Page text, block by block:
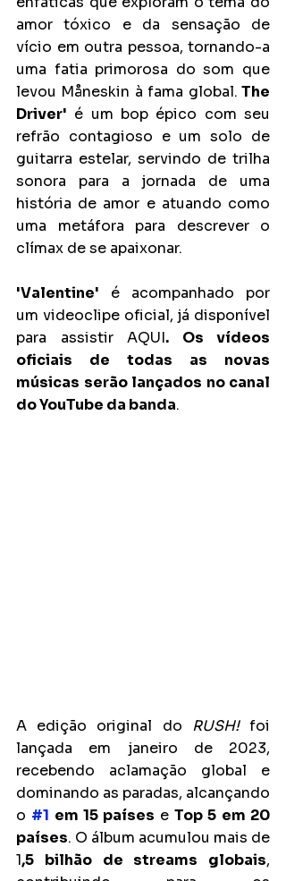
amor tóxico e da sensação de
vício em outra pessoa, tornando-a
uma fatia primorosa do som que
levou Måneskin à fama global. The
Driver' é um bop épico com seu
refrão contagioso e um solo de
guitarra estelar, servindo de trilha
sonora para a jornada de uma
história de amor e atuando como
uma metáfora para descrever o
clímax de se apaixonar.
'Valentine' é acompanhado por
um videoclipe oficial, já disponível
para assistir AQUI. Os vídeos
oficiais de todas as novas
músicas serão lançados no canal
do YouTube da banda.
A edição original do RUSH! foi
lançada em janeiro de 2023,
recebendo aclamação global e
dominando as paradas, alcançando
o #1 em 15 países e Top 5 em 20
países. O álbum acumulou mais de
1,5 bilhão de streams globais,